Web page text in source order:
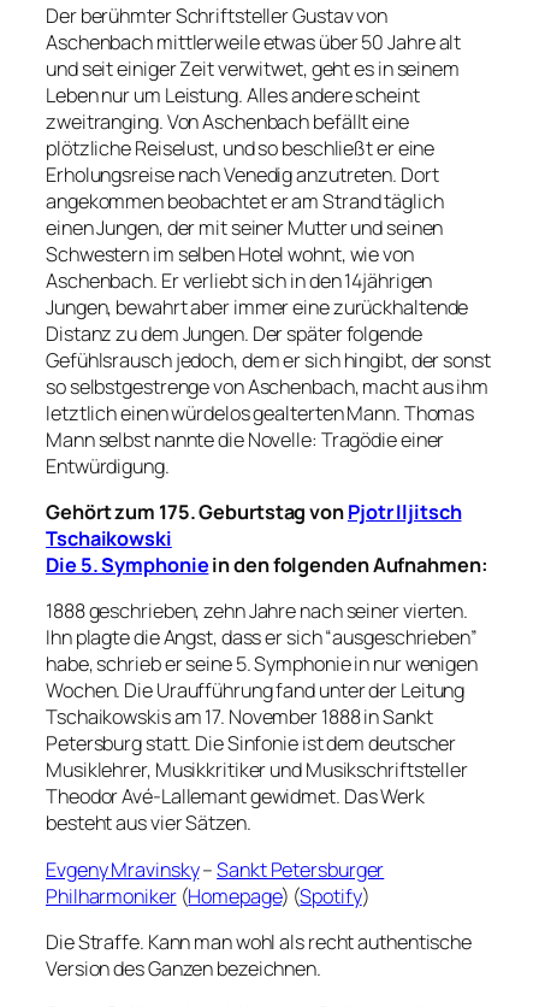
Der berühmter Schriftsteller Gustav von
Aschenbach mittlerweile etwas über 50 Jahre alt
und seit einiger Zeit verwitwet, geht es in seinem
Leben nur um Leistung. Alles andere scheint
zweitranging. Von Aschenbach befällt eine
plötzliche Reiselust, und so beschließt er eine
Erholungsreise nach Venedig anzutreten. Dort
angekommen beobachtet er am Strand täglich
einen Jungen, der mit seiner Mutter und seinen
Schwestern im selben Hotel wohnt, wie von
Aschenbach. Er verliebt sich in den 14jährigen
Jungen, bewahrt aber immer eine zurückhaltende
Distanz zu dem Jungen. Der später folgende
Gefühlsrausch jedoch, dem er sich hingibt, der sonst
so selbstgestrenge von Aschenbach, macht aus ihm
letztlich einen würdelos gealterten Mann. Thomas
Mann selbst nannte die Novelle: Tragödie einer
Entwürdigung.
Gehört zum 175. Geburtstag vonPjotr Iljitsch
Tschaikowski
Die 5. Symphoniein den folgenden Aufnahmen:
1888 geschrieben, zehn Jahre nach seiner vierten.
Ihn plagte die Angst, dass er sich “ausgeschrieben”
habe, schrieb er seine 5. Symphonie in nur wenigen
Wochen. Die Uraufführung fand unter der Leitung
Tschaikowskis am 17. November 1888 in Sankt
Petersburg statt. Die Sinfonie ist dem deutscher
Musiklehrer, Musikkritiker und Musikschriftsteller
Theodor Avé-Lallemant gewidmet. Das Werk
besteht aus vier Sätzen.
Evgeny Mravinsky–Sankt Petersburger
Philharmoniker(Homepage) (Spotify)
Die Straffe. Kann man wohl als recht authentische
Version des Ganzen bezeichnen.